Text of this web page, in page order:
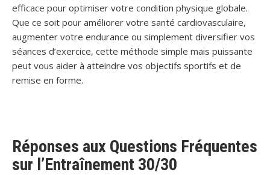
efficace pour optimiser votre condition physique globale.
Que ce soit pour améliorer votre santé cardiovasculaire,
augmenter votre endurance ou simplement diversifier vos
séances d’exercice, cette méthode simple mais puissante
peut vous aider à atteindre vos objectifs sportifs et de
remise en forme.
Réponses aux Questions Fréquentes
sur l’Entraînement 30/30